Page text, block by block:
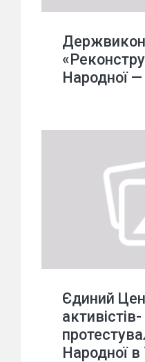
Народної
Єдиний
активістів-
Народної в